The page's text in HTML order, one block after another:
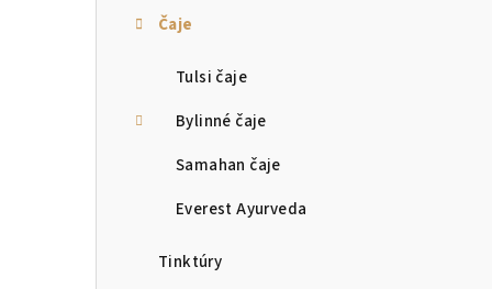
Čaje
Tulsi čaje
Bylinné čaje
Samahan čaje
Everest Ayurveda
Tinktúry